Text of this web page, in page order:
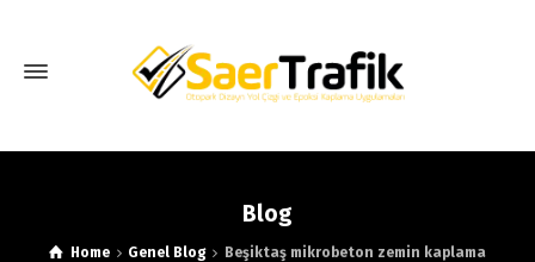
Blog
Home Genel Blog Beşiktaş mikrobeton zemin kaplama